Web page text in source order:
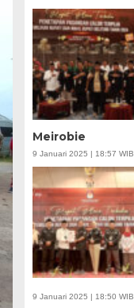
Meirobie
9 Januari 2025 | 18:57 WIB
9 Januari 2025 | 18:50 WIB